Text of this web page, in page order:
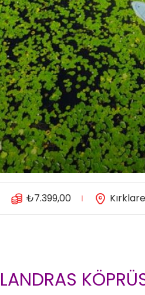
₺7.399,00